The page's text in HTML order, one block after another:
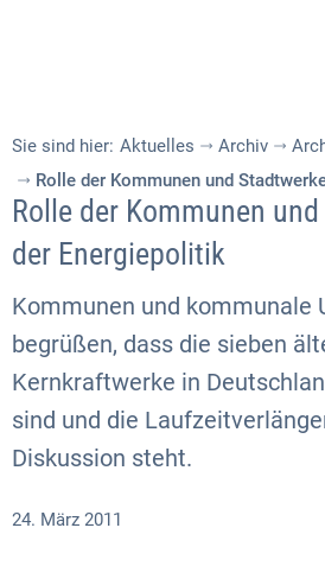
Sie sind hier: Aktuelles Archiv
Rolle der Kommunen und
Rolle der Kommunen
der Energiepolitik
Kommunen und kommunale
begrüßen, dass die sieben
Kernkraftwerke in
sind und die
Diskussion steht.
24. März 2011